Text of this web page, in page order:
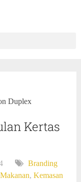
Duplex
Kertas
Branding
,Kemasan